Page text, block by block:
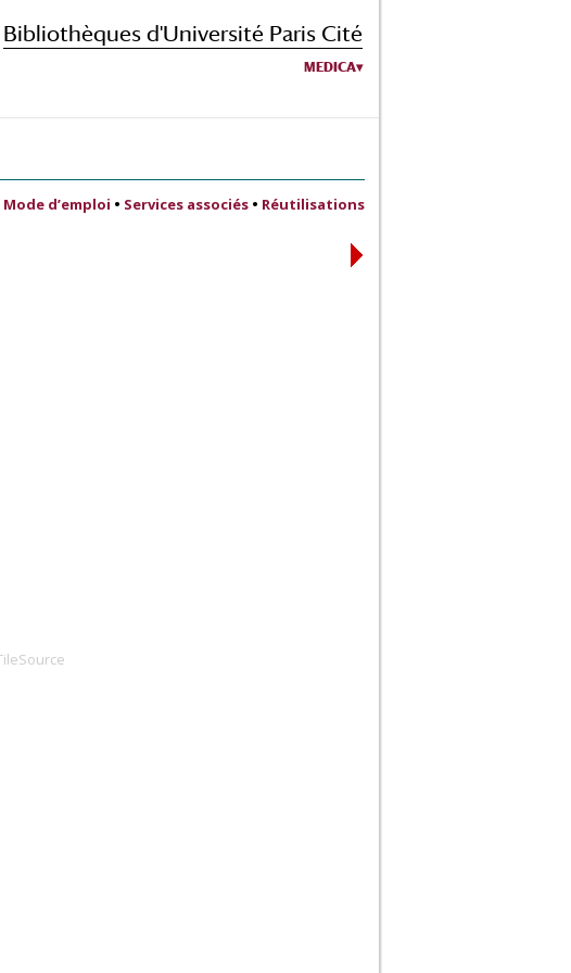
Bibliothèques d'Université Paris Cité
MEDICA
Mode d’emploi • Services associés • Réutilisations